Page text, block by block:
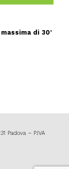
di 30’
Padova – P.IVA